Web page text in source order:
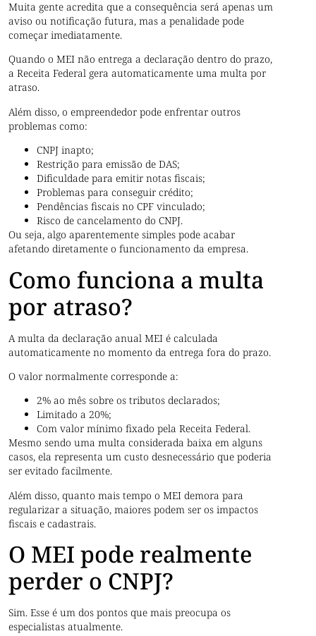
Muita gente acredita que a consequência será apenas um
aviso ou notificação futura, mas a penalidade pode
começar imediatamente.
Quando o MEI não entrega a declaração dentro do prazo,
a Receita Federal gera automaticamente uma multa por
atraso.
Além disso, o empreendedor pode enfrentar outros
problemas como:
CNPJ inapto;
Restrição para emissão de DAS;
Dificuldade para emitir notas fiscais;
Problemas para conseguir crédito;
Pendências fiscais no CPF vinculado;
Risco de cancelamento do CNPJ.
Ou seja, algo aparentemente simples pode acabar
afetando diretamente o funcionamento da empresa.
Como funciona a multa
por atraso?
A multa da declaração anual MEI é calculada
automaticamente no momento da entrega fora do prazo.
O valor normalmente corresponde a:
2% ao mês sobre os tributos declarados;
Limitado a 20%;
Com valor mínimo fixado pela Receita Federal.
Mesmo sendo uma multa considerada baixa em alguns
casos, ela representa um custo desnecessário que poderia
ser evitado facilmente.
Além disso, quanto mais tempo o MEI demora para
regularizar a situação, maiores podem ser os impactos
fiscais e cadastrais.
O MEI pode realmente
perder o CNPJ?
Sim. Esse é um dos pontos que mais preocupa os
especialistas atualmente.